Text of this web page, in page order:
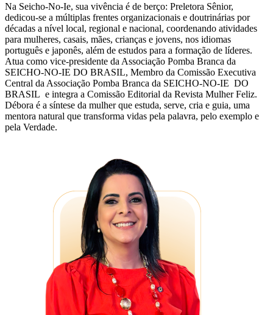
Na Seicho-No-Ie, sua vivência é de berço: Preletora Sênior,
dedicou-se a múltiplas frentes organizacionais e doutrinárias por
décadas a nível local, regional e nacional, coordenando atividades
para mulheres, casais, mães, crianças e jovens, nos idiomas
português e japonês, além de estudos para a formação de líderes.
Atua como vice-presidente da Associação Pomba Branca da
SEICHO-NO-IE DO BRASIL, Membro da Comissão Executiva
Central da Associação Pomba Branca da SEICHO-NO-IE DO
BRASIL e integra a Comissão Editorial da Revista Mulher Feliz.
Débora é a síntese da mulher que estuda, serve, cria e guia, uma
mentora natural que transforma vidas pela palavra, pelo exemplo e
pela Verdade.